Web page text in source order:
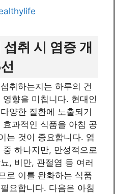
취 시 염증 개
취하는지는 하루의 건
향을 미칩니다. 현대인
양한 질환에 노출되기
과적인 식품을 아침 공
는 것이 중요합니다. 염
하나지만, 만성적으로
, 비만, 관절염 등 여러
로 이를 완화하는 식품
요합니다. 다음은 아침